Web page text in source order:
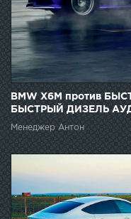
BMW X6M против
БЫСТРЫЙ ДИЗЕЛЬ
Менеджер Антон